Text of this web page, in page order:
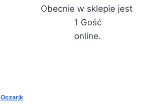
Obecnie w sklepie jest
1 Gość
online.
Oczarjk